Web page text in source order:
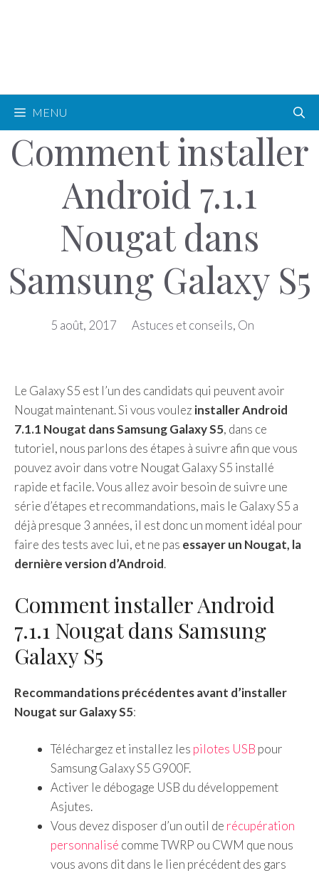
MENU
Comment installer
Android 7.1.1
Nougat dans
Samsung Galaxy S5
5 août, 2017 Astuces et conseils, On
Le Galaxy S5 est l’un des candidats qui peuvent avoir
Nougat maintenant. Si vous voulez installer Android
7.1.1 Nougat dans Samsung Galaxy S5, dans ce
tutoriel, nous parlons des étapes à suivre afin que vous
pouvez avoir dans votre Nougat Galaxy S5 installé
rapide et facile. Vous allez avoir besoin de suivre une
série d’étapes et recommandations, mais le Galaxy S5 a
déjà presque 3 années, il est donc un moment idéal pour
faire des tests avec lui, et ne pas essayer un Nougat, la
dernière version d’Android.
Comment installer Android
7.1.1 Nougat dans Samsung
Galaxy S5
Recommandations précédentes avant d’installer
Nougat sur Galaxy S5:
Téléchargez et installez les pilotes USB pour
Samsung Galaxy S5 G900F.
Activer le débogage USB du développement
Asjutes.
Vous devez disposer d’un outil de récupération
personnalisé comme TWRP ou CWM que nous
vous avons dit dans le lien précédent des gars